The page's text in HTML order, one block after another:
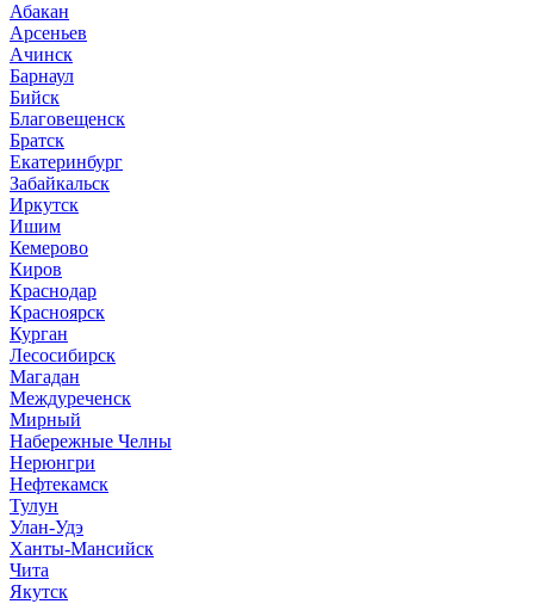
Абакан
Арсеньев
Ачинск
Барнаул
Бийск
Благовещенск
Братск
Екатеринбург
Забайкальск
Иркутск
Ишим
Кемерово
Киров
Краснодар
Красноярск
Курган
Лесосибирск
Магадан
Междуреченск
Мирный
Набережные Челны
Нерюнгри
Нефтекамск
Тулун
Улан-Удэ
Ханты-Мансийск
Чита
Якутск